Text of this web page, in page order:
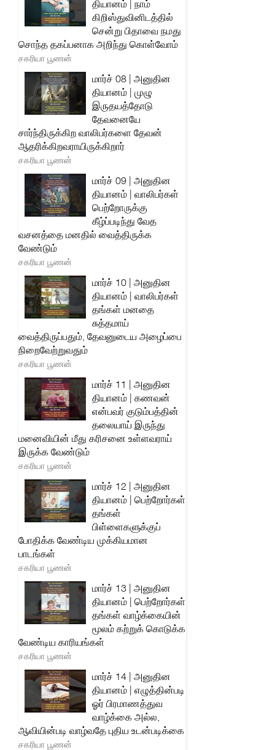
தியானம் | நாம்
கிறிஸ்துவினிடத்தில்
சென்று பிதாவை நமது
சொந்த தகப்பனாக அறிந்து கொள்வோம்
சகரியா பூணன்
மார்ச் 08 | அனுதின
தியானம் | முழு
இருதயத்தோடு
தேவனையே
சார்ந்திருக்கிற வாலிபர்களை தேவன்
ஆதரிக்கிறவராயிருக்கிறார்
சகரியா பூணன்
மார்ச் 09 | அனுதின
தியானம் | வாலிபர்கள்
பெற்றோருக்கு
கீழ்ப்படிந்து வேத
வசனத்தை மனதில் வைத்திருக்க
வேண்டும்
சகரியா பூணன்
மார்ச் 10 | அனுதின
தியானம் | வாலிபர்கள்
தங்கள் மனதை
சுத்தமாய்
வைத்திருப்பதும், தேவனுடைய அழைப்பை
நிறைவேற்றுவதும்
சகரியா பூணன்
மார்ச் 11 | அனுதின
தியானம் | கணவன்
என்பவர் குடும்பத்தின்
தலையாய் இருந்து
மனைவியின் மீது கரிசனை உள்ளவராய்
இருக்க வேண்டும்
சகரியா பூணன்
மார்ச் 12 | அனுதின
தியானம் | பெற்றோர்கள்
தங்கள்
பிள்ளைகளுக்குப்
போதிக்க வேண்டிய முக்கியமான
பாடங்கள்
சகரியா பூணன்
மார்ச் 13 | அனுதின
தியானம் | பெற்றோர்கள்
தங்கள் வாழ்க்கையின்
மூலம் கற்றுக் கொடுக்க
வேண்டிய காரியங்கள்
சகரியா பூணன்
மார்ச் 14 | அனுதின
தியானம் | எழுத்தின்படி
ஓர் பிரமாணத்துவ
வாழ்க்கை அல்ல,
ஆவியின்படி வாழ்வதே புதிய உடன்படிக்கை
சகரியா பூணன்